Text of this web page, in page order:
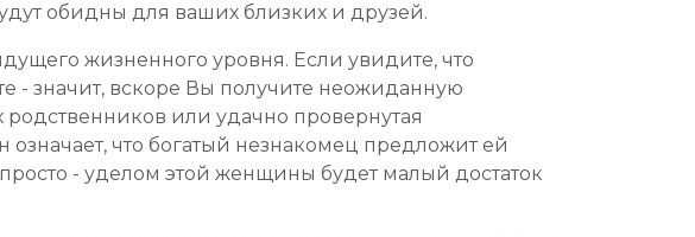
обидны для ваших близких и друзей.
жизненного уровня. Если увидите, что
- значит, вскоре Вы получите неожиданную
родственников или удачно провернутая
что богатый незнакомец предложит ей
- уделом этой женщины будет малый достаток